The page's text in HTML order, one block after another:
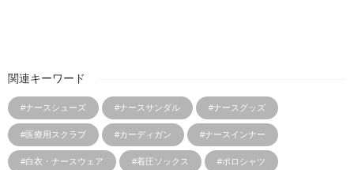
関連キーワード
#ナースシューズ #ナースサンダル #ナースグッズ
#医療用スクラブ #カーディガン #ナースインナー
#白衣・ナースウェア #着圧ソックス #ポロシャツ